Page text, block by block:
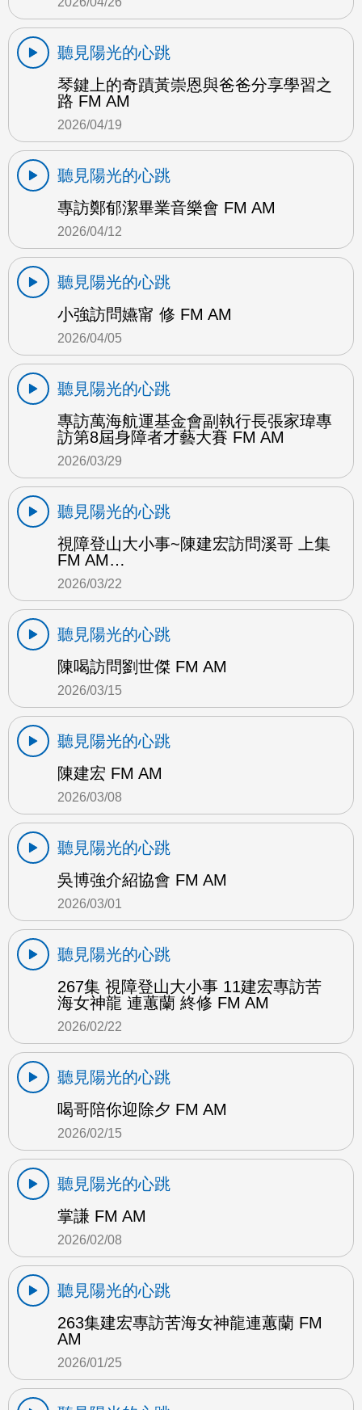
聽見陽光的心跳
琴鍵上的奇蹟黃崇恩與爸爸分享學習之
路 FM AM
2026/04/19
聽見陽光的心跳
專訪鄭郁潔畢業音樂會 FM AM
2026/04/12
聽見陽光的心跳
小強訪問嬿甯 修 FM AM
2026/04/05
聽見陽光的心跳
專訪萬海航運基金會副執行長張家瑋專
訪第8屆身障者才藝大賽 FM AM
2026/03/29
聽見陽光的心跳
視障登山大小事~陳建宏訪問溪哥 上集
FM AM…
2026/03/22
聽見陽光的心跳
陳喝訪問劉世傑 FM AM
2026/03/15
聽見陽光的心跳
陳建宏 FM AM
2026/03/08
聽見陽光的心跳
吳博強介紹協會 FM AM
2026/03/01
聽見陽光的心跳
267集 視障登山大小事 11建宏專訪苦
海女神龍 連蕙蘭 終修 FM AM
2026/02/22
聽見陽光的心跳
喝哥陪你迎除夕 FM AM
2026/02/15
聽見陽光的心跳
掌謙 FM AM
2026/02/08
聽見陽光的心跳
263集建宏專訪苦海女神龍連蕙蘭 FM
AM
2026/01/25